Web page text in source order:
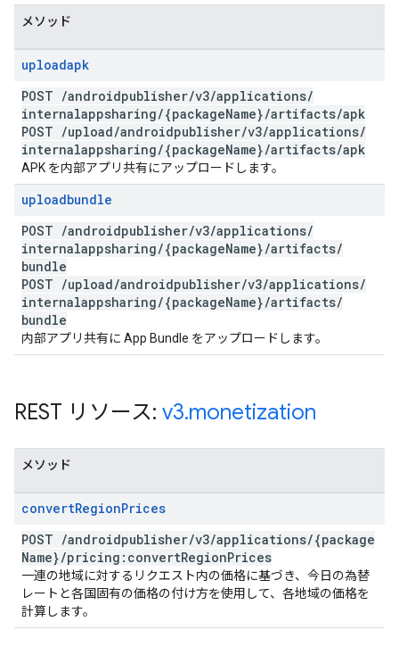
メソッド
uploadapk
POST /androidpublisher/v3/applications/
internalappsharing/{packageName}/artifacts/apk
POST /upload/androidpublisher/v3/applications/
internalappsharing/{packageName}/artifacts/apk
APK を内部アプリ共有にアップロードします。
uploadbundle
POST /androidpublisher/v3/applications/
internalappsharing/{packageName}/artifacts/
bundle
POST /upload/androidpublisher/v3/applications/
internalappsharing/{packageName}/artifacts/
bundle
内部アプリ共有に App Bundle をアップロードします。
REST リソース: v3.monetization
メソッド
convertRegionPrices
POST /androidpublisher/v3/applications/{package
Name}/pricing:convertRegionPrices
一連の地域に対するリクエスト内の価格に基づき、今日の為替
レートと各国固有の価格の付け方を使用して、各地域の価格を
計算します。